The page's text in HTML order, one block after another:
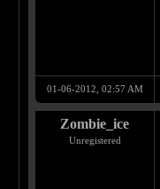
01-06-2012, 02:57 AM
Zombie_ice
Unregistered